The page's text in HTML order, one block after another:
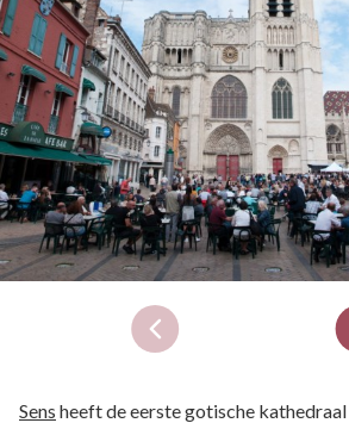
Sens heeft de eerste gotische kathedraal